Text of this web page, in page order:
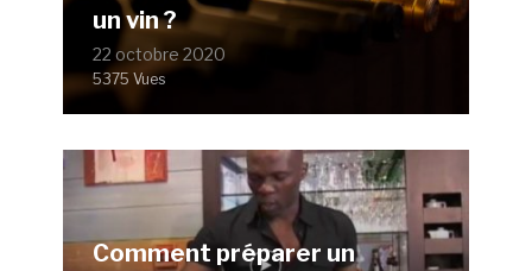
un vin ?
22 octobre 2020
5375 Vues
Comment préparer un